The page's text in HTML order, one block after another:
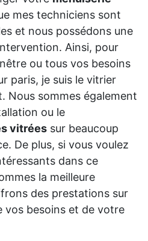
mes techniciens sont
et nous possédons une
Ainsi, pour
ou tous vos besoins
paris, je suis le vitrier
Nous sommes également
ou le
vitrées sur beaucoup
De plus, si vous voulez
dans ce
la meilleure
des prestations sur
vos besoins et de votre